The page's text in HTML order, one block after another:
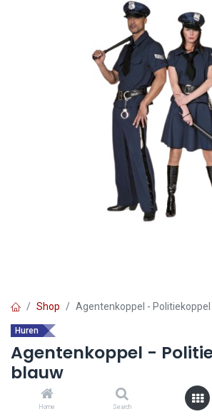
Home Search
Shop Agentenkoppel -
Huren
Agentenkoppel -
blauw